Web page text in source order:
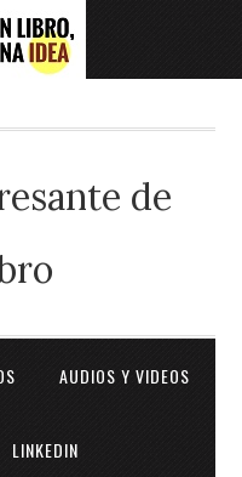
de
AUDIOS Y VIDEOS
LINKEDIN